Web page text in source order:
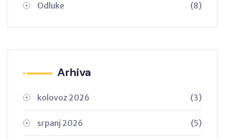
Odluke (8)
Arhiva
kolovoz 2026 (3)
srpanj 2026 (5)